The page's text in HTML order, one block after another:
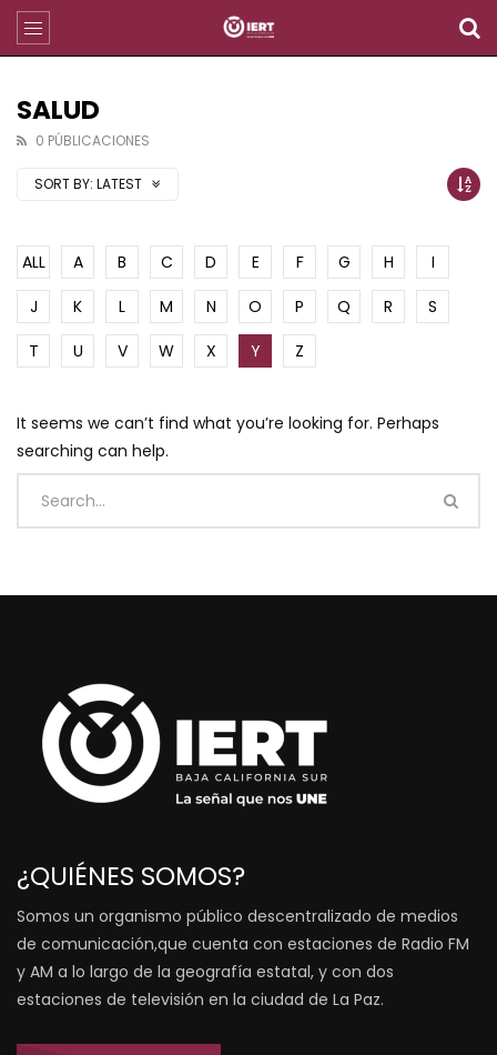
SALUD
0 PÚBLICACIONES
SORT BY: LATEST
ALL A B C D E F G H
I
J
K L M N O P Q R
S
T
U V W X Y Z
It seems we can’t find what you’re looking for. Perhaps
searching can help.
¿QUIÉNES SOMOS?
Somos un organismo público descentralizado de medios
de comunicación,que cuenta con estaciones de Radio FM
y AM a lo largo de la geografía estatal, y con dos
estaciones de televisión en la ciudad de La Paz.